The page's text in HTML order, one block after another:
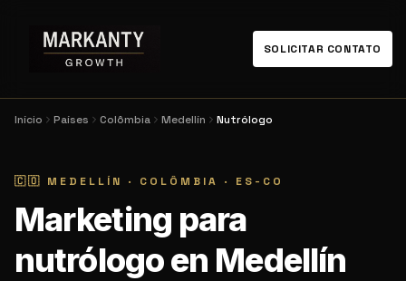
SOLICITAR CONTATO
Início Países Colômbia Medellín Nutrólogo
🇨🇴 MEDELLÍN · COLÔMBIA · ES-CO
Marketing para
nutrólogo en Medellín